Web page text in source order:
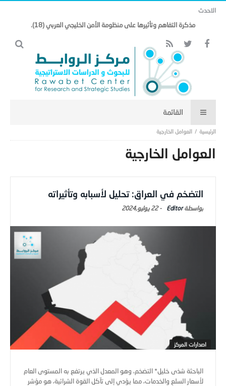
الاحدث
مذكرة التفاهم وتأثيرها على منظومة الأمن الخليجي العربي (18).
العوامل الخارجية
العوامل الخارجية
التضخم في العراق: تحليل لأسبابه وتأثيراته
Editor
-22 يوليو,2024
اصدارات المركز
الباحثة شذى خليل* التضخم، وهو المعدل الذي يرتفع به المستوى العام
لأسعار السلع والخدمات، مما يؤدي إلى تآكل القوة الشرائية، هو مؤشر